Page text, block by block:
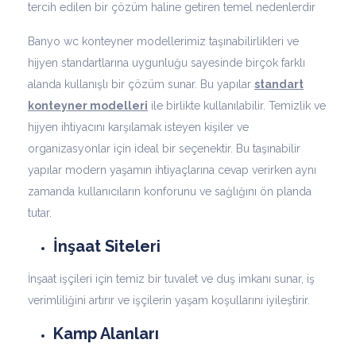
tercih edilen bir çözüm haline getiren temel nedenlerdir
Banyo wc konteyner modellerimiz taşınabilirlikleri ve
hijyen standartlarına uygunluğu sayesinde birçok farklı
alanda kullanışlı bir çözüm sunar. Bu yapılar standart
konteyner modelleri ile birlikte kullanılabilir. Temizlik ve
hijyen ihtiyacını karşılamak isteyen kişiler ve
organizasyonlar için ideal bir seçenektir. Bu taşınabilir
yapılar modern yaşamın ihtiyaçlarına cevap verirken aynı
zamanda kullanıcıların konforunu ve sağlığını ön planda
tutar.
İnşaat Siteleri
İnşaat işçileri için temiz bir tuvalet ve duş imkanı sunar, iş
verimliliğini artırır ve işçilerin yaşam koşullarını iyileştirir.
Kamp Alanları